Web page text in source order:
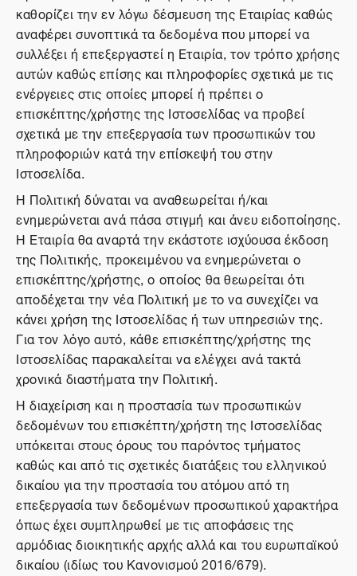
καθορίζει την εν λόγω δέσμευση της Εταιρίας καθώς
αναφέρει συνοπτικά τα δεδομένα που μπορεί να
συλλέξει ή επεξεργαστεί η Εταιρία, τον τρόπο χρήσης
αυτών καθώς επίσης και πληροφορίες σχετικά με τις
ενέργειες στις οποίες μπορεί ή πρέπει ο
επισκέπτης/χρήστης της Ιστοσελίδας να προβεί
σχετικά με την επεξεργασία των προσωπικών του
πληροφοριών κατά την επίσκεψή του στην
Ιστοσελίδα.
Η Πολιτική δύναται να αναθεωρείται ή/και
ενημερώνεται ανά πάσα στιγμή και άνευ ειδοποίησης.
Η Εταιρία θα αναρτά την εκάστοτε ισχύουσα έκδοση
της Πολιτικής, προκειμένου να ενημερώνεται ο
επισκέπτης/χρήστης, ο οποίος θα θεωρείται ότι
αποδέχεται την νέα Πολιτική με το να συνεχίζει να
κάνει χρήση της Ιστοσελίδας ή των υπηρεσιών της.
Για τον λόγο αυτό, κάθε επισκέπτης/χρήστης της
Ιστοσελίδας παρακαλείται να ελέγχει ανά τακτά
χρονικά διαστήματα την Πολιτική.
Η διαχείριση και η προστασία των προσωπικών
δεδομένων του επισκέπτη/χρήστη της Ιστοσελίδας
υπόκειται στους όρους του παρόντος τμήματος
καθώς και από τις σχετικές διατάξεις του ελληνικού
δικαίου για την προστασία του ατόμου από τη
επεξεργασία των δεδομένων προσωπικού χαρακτήρα
όπως έχει συμπληρωθεί με τις αποφάσεις της
αρμόδιας διοικητικής αρχής αλλά και του ευρωπαϊκού
δικαίου (ιδίως του Κανονισμού 2016/679).